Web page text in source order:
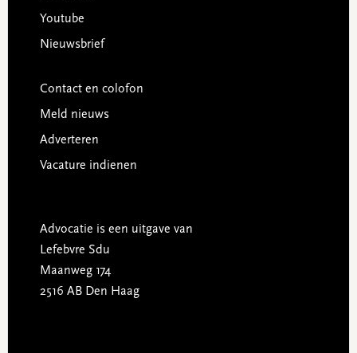
Youtube
Nieuwsbrief
Contact en colofon
Meld nieuws
Adverteren
Vacature indienen
Advocatie is een uitgave van
Lefebvre Sdu
Maanweg 174
2516 AB Den Haag